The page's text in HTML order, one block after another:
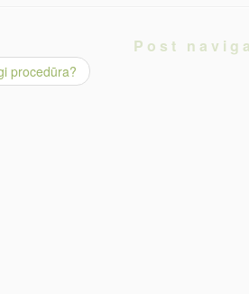
Post
procedūra?